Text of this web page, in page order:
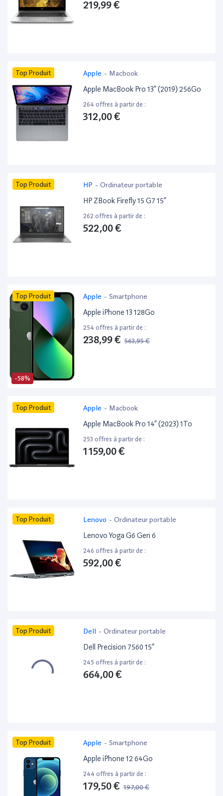
219,99 €
Top Produit Apple - Macbook
Apple MacBook Pro 13” (2019) 256Go
264 offres à partir de :
312,00 €
Top Produit HP - Ordinateur portable
HP ZBook Firefly 15 G7 15”
262 offres à partir de :
522,00 €
-58%
Top Produit Apple - Smartphone
Apple iPhone 13 128Go
254 offres à partir de :
238,99 € 563,95 €
Top Produit Apple - Macbook
Apple MacBook Pro 14” (2023) 1To
253 offres à partir de :
1 159,00 €
Top Produit Lenovo - Ordinateur portable
Lenovo Yoga G6 Gen 6
246 offres à partir de :
592,00 €
Top Produit Dell - Ordinateur portable
Dell Precision 7560 15”
245 offres à partir de :
664,00 €
Top Produit Apple - Smartphone
Apple iPhone 12 64Go
244 offres à partir de :
179,50 € 197,00 €